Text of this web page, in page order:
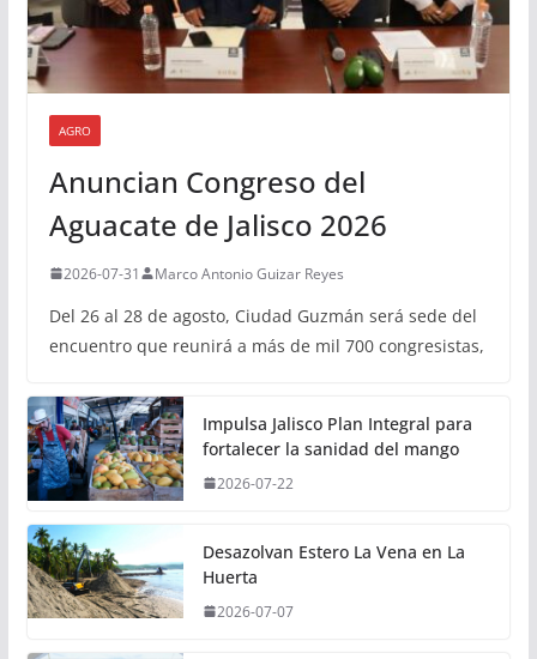
AGRO
Anuncian Congreso del
Aguacate de Jalisco 2026
2026-07-31 Marco Antonio Guizar Reyes
Del 26 al 28 de agosto, Ciudad Guzmán será sede del
encuentro que reunirá a más de mil 700 congresistas,
Impulsa Jalisco Plan Integral para
fortalecer la sanidad del mango
2026-07-22
Desazolvan Estero La Vena en La
Huerta
2026-07-07